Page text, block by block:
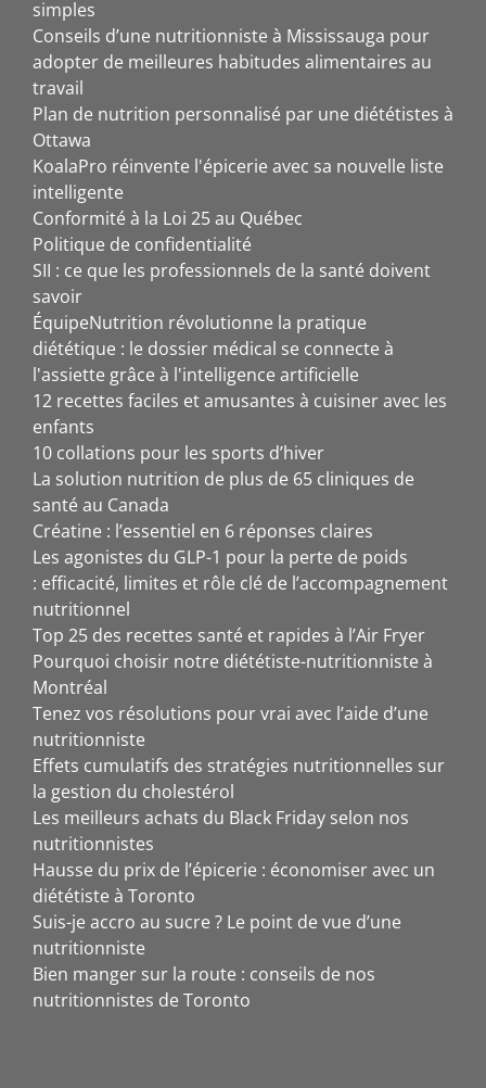
simples
Conseils d’une nutritionniste à Mississauga pour
adopter de meilleures habitudes alimentaires au
travail
Plan de nutrition personnalisé par une diététistes à
Ottawa
KoalaPro réinvente l'épicerie avec sa nouvelle liste
intelligente
Conformité à la Loi 25 au Québec
Politique de confidentialité
SII : ce que les professionnels de la santé doivent
savoir
ÉquipeNutrition révolutionne la pratique
diététique : le dossier médical se connecte à
l'assiette grâce à l'intelligence artificielle
12 recettes faciles et amusantes à cuisiner avec les
enfants
10 collations pour les sports d’hiver
La solution nutrition de plus de 65 cliniques de
santé au Canada
Créatine : l’essentiel en 6 réponses claires
Les agonistes du GLP-1 pour la perte de poids
: efficacité, limites et rôle clé de l’accompagnement
nutritionnel
Top 25 des recettes santé et rapides à l’Air Fryer
Pourquoi choisir notre diététiste-nutritionniste à
Montréal
Tenez vos résolutions pour vrai avec l’aide d’une
nutritionniste
Effets cumulatifs des stratégies nutritionnelles sur
la gestion du cholestérol
Les meilleurs achats du Black Friday selon nos
nutritionnistes
Hausse du prix de l’épicerie : économiser avec un
diététiste à Toronto
Suis-je accro au sucre ? Le point de vue d’une
nutritionniste
Bien manger sur la route : conseils de nos
nutritionnistes de Toronto